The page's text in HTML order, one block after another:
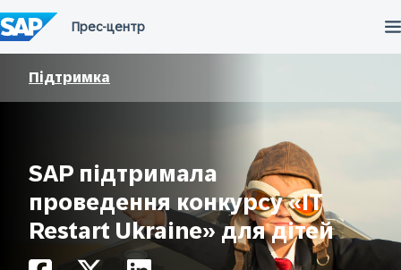
до
вмісту
Підтримка
SAP підтримала
проведення конкурсу «IT
Restart Ukraine» для дітей